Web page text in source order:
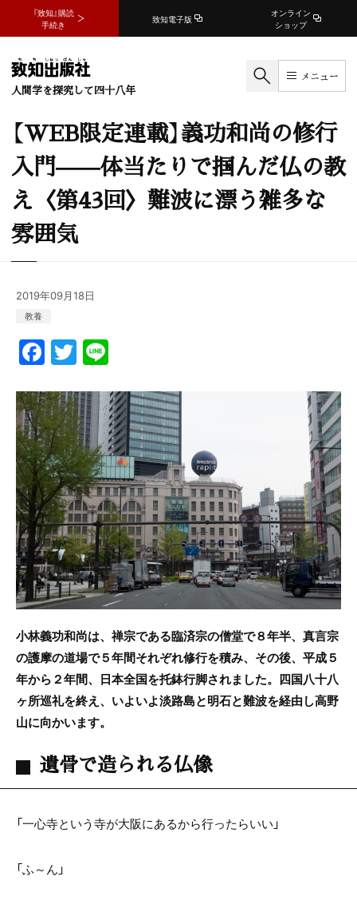
『致知』購読
手続き
致知電子版
オンライン
ショップ
人間学を探究して四十八年
メニュー
【WEB限定連載】義功和尚の修行
入門——体当たりで掴んだ仏の教
え〈第43回〉難波に漂う雑多な
雰囲気
2019年09月18日
教養
F
a
c
e
b
o
o
k
T
w
itt
er
e
小林義功和尚は、禅宗である臨済宗の僧堂で８年半、真言宗
の護摩の道場で５年間それぞれ修行を積み、その後、平成５
年から２年間、日本全国を托鉢行脚されました。四国八十八
ヶ所巡礼を終え、いよいよ淡路島と明石と難波を経由し高野
山に向かいます。
遺骨で造られる仏像
「一心寺という寺が大阪にあるから行ったらいい」
「ふ～ん」